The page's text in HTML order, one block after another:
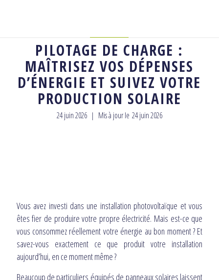
PILOTAGE DE CHARGE :
MAÎTRISEZ VOS DÉPENSES
D’ÉNERGIE ET SUIVEZ VOTRE
PRODUCTION SOLAIRE
24 juin 2026 | Mis à jour le 24 juin 2026
Vous avez investi dans une installation photovoltaïque et vous
êtes fier de produire votre propre électricité. Mais est-ce que
vous consommez réellement votre énergie au bon moment ? Et
savez-vous exactement ce que produit votre installation
aujourd’hui, en ce moment même ?
Beaucoup de particuliers équipés de panneaux solaires laissent